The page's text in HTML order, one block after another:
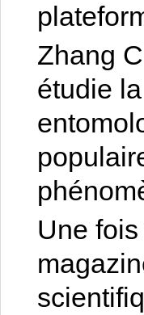
Zhang
étudie
Une